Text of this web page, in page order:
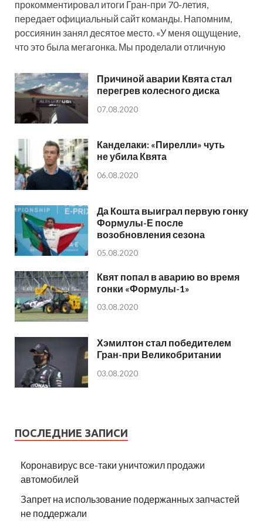
прокомментировал итоги Гран-при 70-летия,
передает официальный сайт команды. Напомним,
россиянин занял десятое место. «У меня ощущение,
что это была мегагонка. Мы проделали отличную
Причиной аварии Квята стал
перегрев колесного диска
07.08.2020
Канделаки: «Пирелли» чуть
не убила Квята
06.08.2020
Да Кошта выиграл первую гонку
Формулы-Е после
возобновления сезона
05.08.2020
Квят попал в аварию во время
гонки «Формулы-1»
03.08.2020
Хэмилтон стал победителем
Гран-при Великобритании
03.08.2020
ПОСЛЕДНИЕ ЗАПИСИ
Коронавирус все-таки уничтожил продажи
автомобилей
Запрет на использование подержанных запчастей
не поддержали